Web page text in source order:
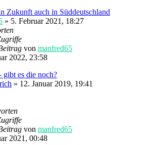
Zukunft auch in Süddeutschland
» 5. Februar 2021, 18:27
von manfred65
2022, 23:58
es die noch?
» 12. Januar 2019, 19:41
von manfred65
2021, 00:48